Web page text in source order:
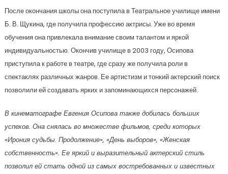
После окончания школы она поступила в Театральное училище имени
Б. В. Щукина, где получила профессию актрисы. Уже во время
обучения она привлекала внимание своим талантом и яркой
индивидуальностью. Окончив училище в 2003 году, Осипова
приступила к работе в театре, где сразу же получила роли в
спектаклях различных жанров. Ее артистизм и тонкий актерский поиск
позволили ей создавать ярких и запоминающихся персонажей.
В кинематографе Евгения Осипова также добилась больших
успехов. Она снялась во множестве фильмов, среди которых
«Ирония судьбы. Продолжение», «День выборов», «Женская
собственность». Ее яркий и выразительный актерский стиль
позволил ей стать одной из самых востребованных и известных